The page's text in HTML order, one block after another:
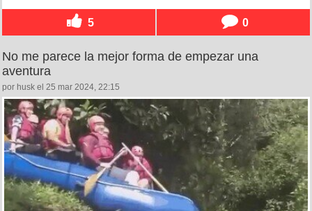
5 0
No me parece la mejor forma de empezar una
aventura
por husk el 25 mar 2024, 22:15